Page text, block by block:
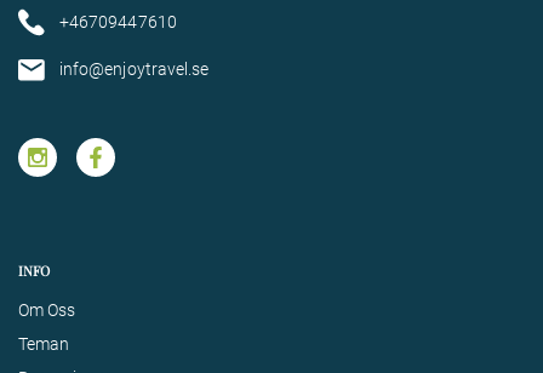
+46709447610
info@enjoytravel.se
INFO
Om Oss
Teman